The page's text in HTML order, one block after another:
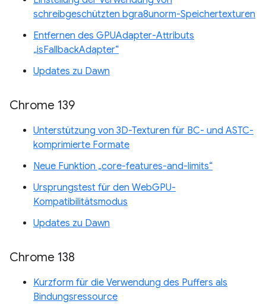
schreibgeschützten bgra8unorm-Speichertexturen
Entfernen des GPUAdapter-Attributs
„isFallbackAdapter“
Updates zu Dawn
Chrome 139
Unterstützung von 3D-Texturen für BC- und ASTC-
komprimierte Formate
Neue Funktion „core-features-and-limits“
Ursprungstest für den WebGPU-
Kompatibilitätsmodus
Updates zu Dawn
Chrome 138
Kurzform für die Verwendung des Puffers als
Bindungsressource